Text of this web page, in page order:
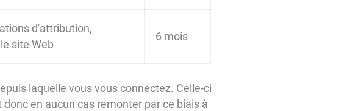
d'attribution,
site Web
6 mois
laquelle vous vous connectez. Celle-ci
en aucun cas remonter par ce biais à